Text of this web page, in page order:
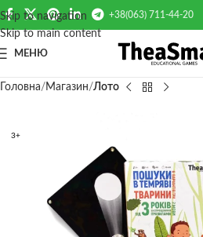
Skip to navigation
Skip to main content
+38(063) 711-44-20
МЕНЮ
Головна Магазин Лото
3+